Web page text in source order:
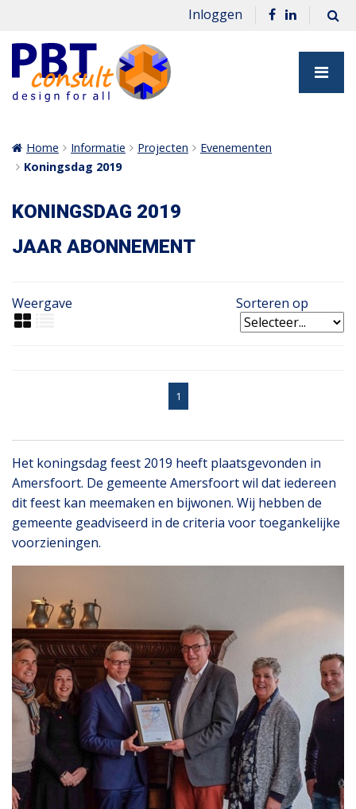
Inloggen
Home Informatie Projecten
Evenementen
Koningsdag 2019
KONINGSDAG 2019
JAAR ABONNEMENT
Weergave Sorteren op
1
Het koningsdag feest 2019 heeft plaatsgevonden in
Amersfoort. De gemeente Amersfoort wil dat iedereen
dit feest kan meemaken en bijwonen. Wij hebben de
gemeente geadviseerd in de criteria voor toegankelijke
voorzieningen.